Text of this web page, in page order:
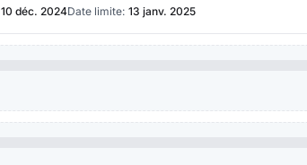
10 déc. 2024Date limite: 13 janv. 2025